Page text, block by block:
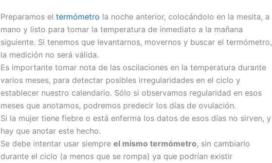
Preparamos el termómetro la noche anterior, colocándolo en la mesita, a
mano y listo para tomar la temperatura de inmediato a la mañana
siguiente. Si tenemos que levantarnos, movernos y buscar el termómetro,
la medición no será válida.
Es importante tomar nota de las oscilaciones en la temperatura durante
varios meses, para detectar posibles irregularidades en el ciclo y
establecer nuestro calendario. Sólo si observamos regularidad en esos
meses que anotamos, podremos predecir los días de ovulación.
Si la mujer tiene fiebre o está enferma los datos de esos días no sirven, y
hay que anotar este hecho.
Se debe intentar usar siempre el mismo termómetro, sin cambiarlo
durante el ciclo (a menos que se rompa) ya que podrían existir